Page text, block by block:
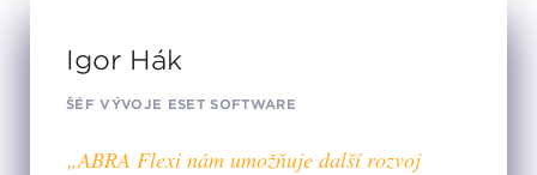
Igor Hák
ŠÉF VÝVOJE ESET SOFTWARE
„ABRA Flexi nám umožňuje další rozvoj